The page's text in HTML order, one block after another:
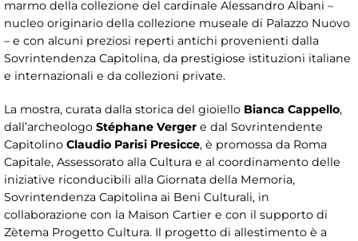
marmo della collezione del cardinale Alessandro Albani –
nucleo originario della collezione museale di Palazzo Nuovo
– e con alcuni preziosi reperti antichi provenienti dalla
Sovrintendenza Capitolina, da prestigiose istituzioni italiane
e internazionali e da collezioni private.
La mostra, curata dalla storica del gioiello Bianca Cappello,
dall’archeologo Stéphane Verger e dal Sovrintendente
Capitolino Claudio Parisi Presicce, è promossa da Roma
Capitale, Assessorato alla Cultura e al coordinamento delle
iniziative riconducibili alla Giornata della Memoria,
Sovrintendenza Capitolina ai Beni Culturali, in
collaborazione con la Maison Cartier e con il supporto di
Zètema Progetto Cultura. Il progetto di allestimento è a